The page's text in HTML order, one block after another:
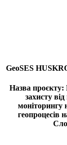
GeoSES
Назва проєкту:
захисту
моніторингу
геопроцесів